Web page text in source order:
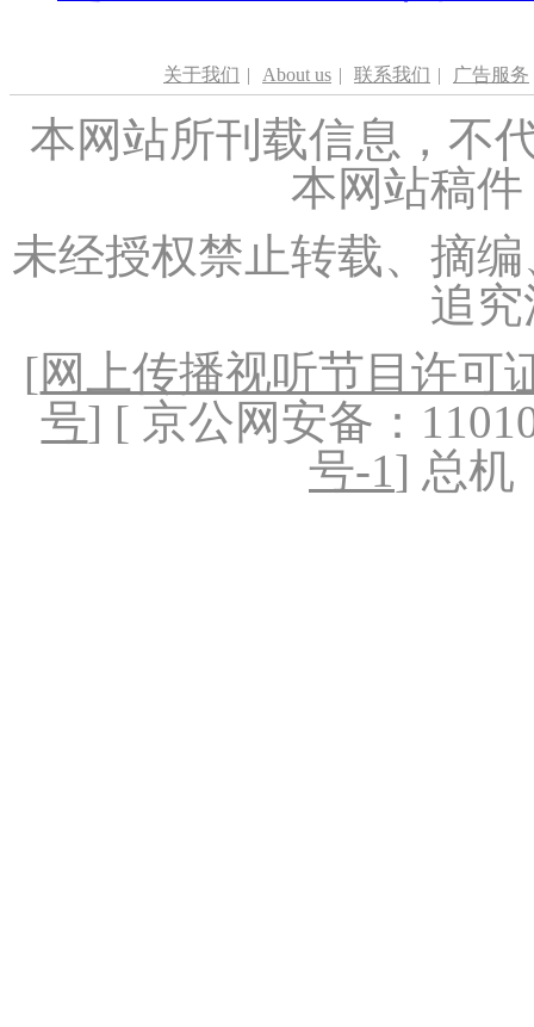
关于我们 | About us | 联系我们 | 广告服务
本网站所刊载信息，不
本网站稿
未经授权禁止转载、摘
追
[网上传播视听节目许可
号] [ 京公网安备：
号-1] 总机